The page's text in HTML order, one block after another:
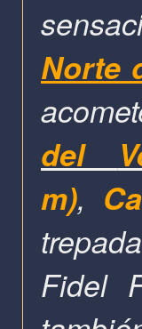
Norte
del
m),
Fidel